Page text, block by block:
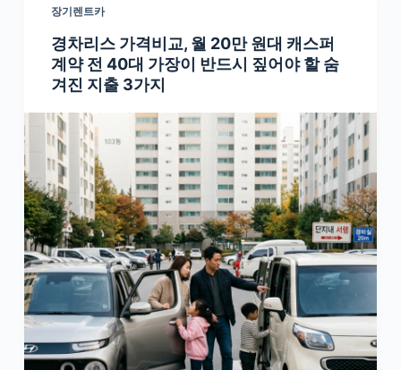
장기렌트카
경차리스 가격비교, 월 20만 원대 캐스퍼
계약 전 40대 가장이 반드시 짚어야 할 숨
겨진 지출 3가지